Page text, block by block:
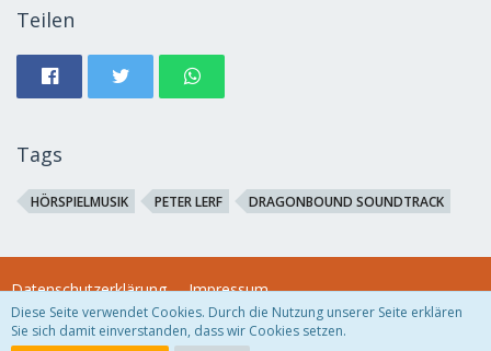
Teilen
Tags
HÖRSPIELMUSIK PETER LERF DRAGONBOUND SOUNDTRACK
Datenschutzerklärung Impressum
Diese Seite verwendet Cookies. Durch die Nutzung unserer Seite erklären
Sie sich damit einverstanden, dass wir Cookies setzen.